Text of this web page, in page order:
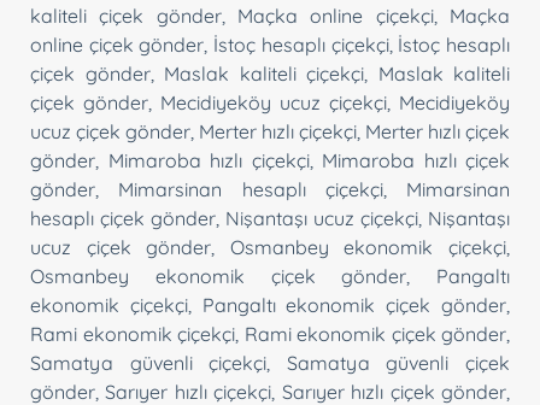
kaliteli çiçek gönder, Maçka online çiçekçi, Maçka
online çiçek gönder İstoç hesaplı çiçekçi, İstoç hesaplı
çiçek gönder, Maslak kaliteli çiçekçi
Maslak kaliteli
çiçek gönder Mecidiyeköy ucuz çiçekçi Mecidiyeköy
ucuz çiçek gönder Merter hızlı çiçekçi Merter hızlı çiçek
gönder Mimaroba hızlı çiçekçi, Mimaroba hızlı çiçek
gönder
Mimarsinan hesaplı çiçekçi, Mimarsinan
hesaplı çiçek gönder Nişantaşı ucuz çiçekçi Nişantaşı
ucuz çiçek gönder
Osmanbey ekonomik çiçekçi
Osmanbey ekonomik çiçek gönder
Pangaltı
ekonomik çiçekçi, Pangaltı ekonomik çiçek gönder
Rami ekonomik çiçekçi Rami ekonomik çiçek gönder
Samatya güvenli çiçekçi
Samatya güvenli çiçek
gönder ,Sarıyer hızlı çiçekçi Sarıyer hızlı çiçek gönder